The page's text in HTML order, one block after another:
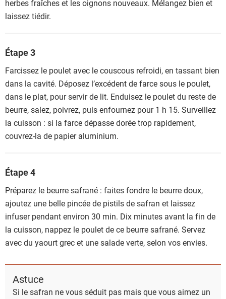
herbes fraîches et les oignons nouveaux. Mélangez bien et
laissez tiédir.
Étape 3
Farcissez le poulet avec le couscous refroidi, en tassant bien
dans la cavité. Déposez l’excédent de farce sous le poulet,
dans le plat, pour servir de lit. Enduisez le poulet du reste de
beurre, salez, poivrez, puis enfournez pour 1 h 15. Surveillez
la cuisson : si la farce dépasse dorée trop rapidement,
couvrez-la de papier aluminium.
Étape 4
Préparez le beurre safrané : faites fondre le beurre doux,
ajoutez une belle pincée de pistils de safran et laissez
infuser pendant environ 30 min. Dix minutes avant la fin de
la cuisson, nappez le poulet de ce beurre safrané. Servez
avec du yaourt grec et une salade verte, selon vos envies.
Astuce
Si le safran ne vous séduit pas mais que vous aimez un